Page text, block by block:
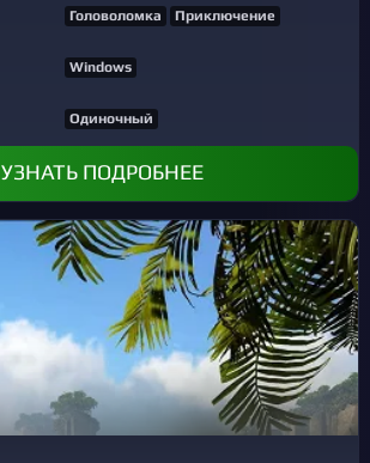
Головоломка Приключение
Windows
Одиночный
УЗНАТЬ ПОДРОБНЕЕ